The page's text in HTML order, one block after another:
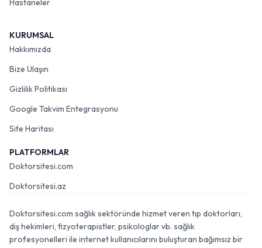
Hastaneler
KURUMSAL
Hakkımızda
Bize Ulaşın
Gizlilik Politikası
Google Takvim Entegrasyonu
Site Haritası
PLATFORMLAR
Doktorsitesi.com
Doktorsitesi.az
Doktorsitesi.com sağlık sektöründe hizmet veren tıp doktorları,
diş hekimleri, fizyoterapistler, psikologlar vb. sağlık
profesyonelleri ile internet kullanıcılarını buluşturan bağımsız bir